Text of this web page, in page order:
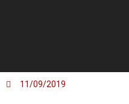
11/09/2019